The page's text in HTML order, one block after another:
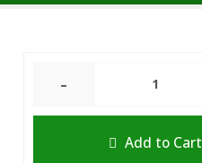
-
Add to Cart